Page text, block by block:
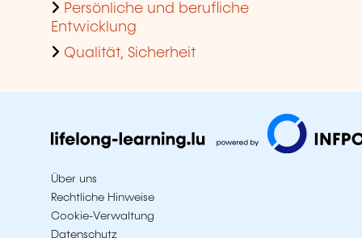
Persönliche und berufliche
Entwicklung
Qualität, Sicherheit
Über uns
Rechtliche Hinweise
Cookie-Verwaltung
Datenschutz